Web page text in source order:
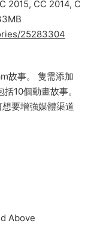
2015, CC 2014, C
25283304
故事。 隻需添加
10個動畫故事。
要增強媒體渠道
Above